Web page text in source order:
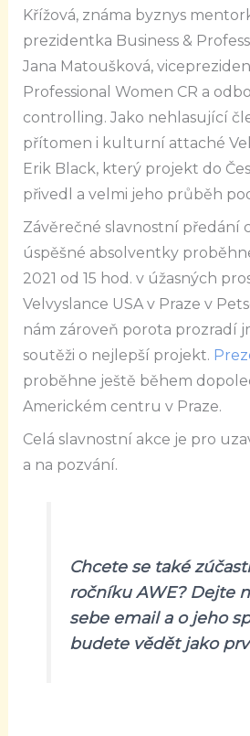
Křížová, známa byznys
prezidentka Business &
Jana Matoušková,
Professional Women CR a
controlling. Jako nehlasující
přítomen i kulturní attaché
Erik Black, který projekt do
přivedl a velmi jeho průběh
Závěrečné slavnostní předání
úspěšné absolventky
2021 od 15 hod. v úžasných
Velvyslance USA v Praze v
nám zároveň porota prozradí
soutěži o nejlepší projekt.
proběhne ještě během
Americkém centru v Praze.
Celá slavnostní akce je pro
a na pozvání.
Chcete se také
ročníku AWE? Dejte
sebe email a o jeho
budete vědět jako